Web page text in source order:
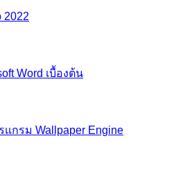
2022
Word เบื้องต้น
กรม Wallpaper Engine